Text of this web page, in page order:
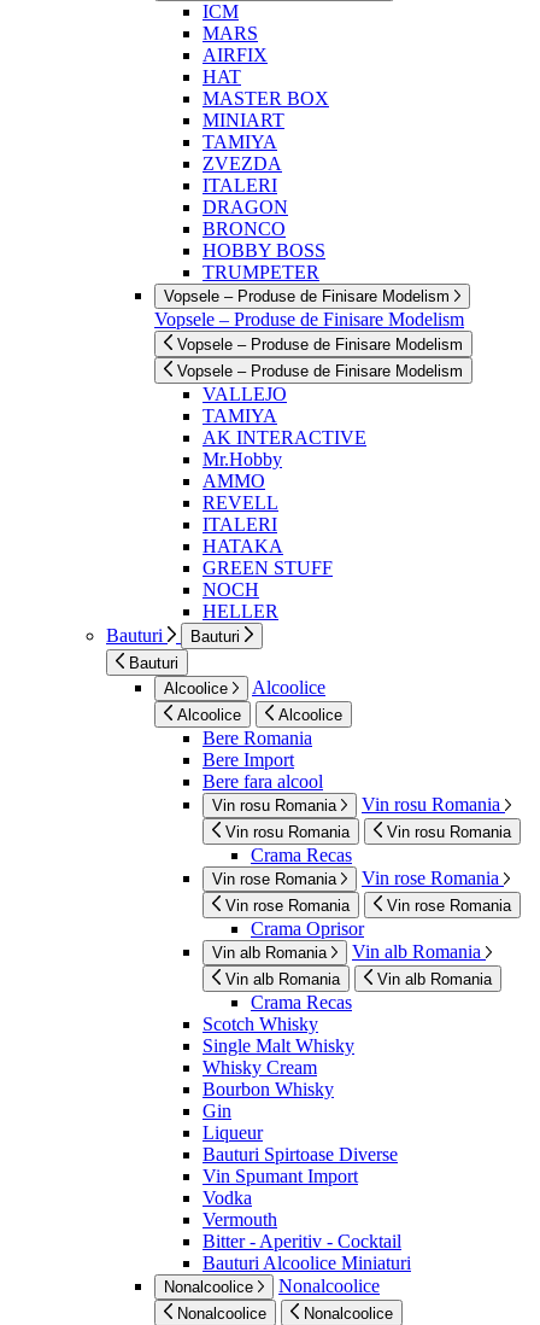
ICM
MARS
AIRFIX
HAT
MASTER BOX
MINIART
TAMIYA
ZVEZDA
ITALERI
DRAGON
BRONCO
HOBBY BOSS
TRUMPETER
Vopsele – Produse de Finisare Modelism
Vopsele – Produse de Finisare Modelism
Vopsele – Produse de Finisare Modelism
Vopsele – Produse de Finisare Modelism
VALLEJO
TAMIYA
AK INTERACTIVE
Mr.Hobby
AMMO
REVELL
ITALERI
HATAKA
GREEN STUFF
NOCH
HELLER
Bauturi
Bauturi
Bauturi
Alcoolice
Alcoolice
Alcoolice Alcoolice
Bere Romania
Bere Import
Bere fara alcool
Vin rosu Romania Vin rosu Romania
Vin rosu Romania Vin rosu Romania
Crama Recas
Vin rose Romania Vin rose Romania
Vin rose Romania Vin rose Romania
Crama Oprisor
Vin alb Romania Vin alb Romania
Vin alb Romania Vin alb Romania
Crama Recas
Scotch Whisky
Single Malt Whisky
Whisky Cream
Bourbon Whisky
Gin
Liqueur
Bauturi Spirtoase Diverse
Vin Spumant Import
Vodka
Vermouth
Bitter - Aperitiv - Cocktail
Bauturi Alcoolice Miniaturi
Nonalcoolice Nonalcoolice
Nonalcoolice Nonalcoolice